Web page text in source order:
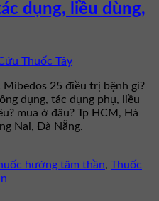
dụng, liều dùng,
Thuốc Tây
Mibedos 25 điều trị bệnh gì?
dụng, tác dụng phụ, liều
mua ở đâu? Tp HCM, Hà
Nai, Đà Nẵng.
hướng tâm thần, Thuốc